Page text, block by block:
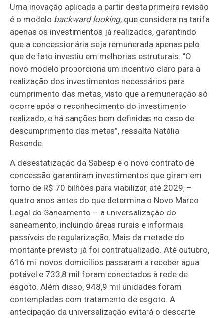
Uma inovação aplicada a partir desta primeira revisão
é o modelo backward looking, que considera na tarifa
apenas os investimentos já realizados, garantindo
que a concessionária seja remunerada apenas pelo
que de fato investiu em melhorias estruturais. “O
novo modelo proporciona um incentivo claro para a
realização dos investimentos necessários para
cumprimento das metas, visto que a remuneração só
ocorre após o reconhecimento do investimento
realizado, e há sanções bem definidas no caso de
descumprimento das metas”, ressalta Natália
Resende.
A desestatização da Sabesp e o novo contrato de
concessão garantiram investimentos que giram em
torno de R$ 70 bilhões para viabilizar, até 2029, –
quatro anos antes do que determina o Novo Marco
Legal do Saneamento – a universalização do
saneamento, incluindo áreas rurais e informais
passíveis de regularização. Mais da metade do
montante previsto já foi contratualizado. Até outubro,
616 mil novos domicílios passaram a receber água
potável e 733,8 mil foram conectados à rede de
esgoto. Além disso, 948,9 mil unidades foram
contempladas com tratamento de esgoto. A
antecipação da universalização evitará o descarte